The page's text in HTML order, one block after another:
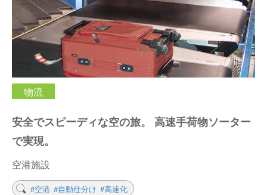
保管システム
パレタイズ・デパレタイズシステム
バンニング・デバンニングシステム
バーチカル装置（垂直搬送機）
周辺機器
オークラグループ
事業紹介
オークラの取組み
物流用語集
オークラ育英財団
プライバシーポリシー
物流
安全でスピーディな空の旅。 高速手荷物ソーター
で実現。
空港施設
#空港 #自動仕分け #高速化